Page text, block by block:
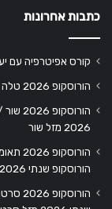
כתבות אחרונות
קורס אפיטרפיה עם
הורוסקופ 2026 טלה / תחזית אסטרולוגיה שנתית מזל טלה
2026 מזל שור
הורוסקופ שנתי 2026 מזל תאומים